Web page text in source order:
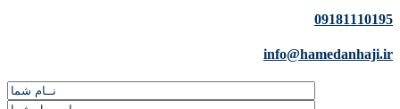
09181110195
info@hamedanhaji.ir